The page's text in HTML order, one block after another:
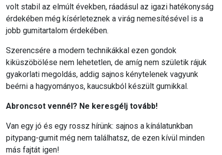
volt stabil az elmúlt években, ráadásul az igazi hatékonyság
érdekében még kísérleteznek a virág nemesítésével is a
jobb gumitartalom érdekében.
Szerencsére a modern technikákkal ezen gondok
kiküszöbölése nem lehetetlen, de amíg nem születik rájuk
gyakorlati megoldás, addig sajnos kénytelenek vagyunk
beérni a hagyományos, kaucsukból készült gumikkal.
Abroncsot vennél? Ne keresgélj tovább!
Van egy jó és egy rossz hírünk: sajnos a kínálatunkban
pitypang-gumit még nem találhatsz, de ezen kívül minden
más fajtát igen!